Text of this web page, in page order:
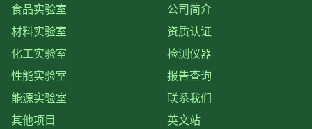
食品实验室
材料实验室
化工实验室
性能实验室
能源实验室
其他项目
公司简介
资质认证
检测仪器
报告查询
联系我们
英文站